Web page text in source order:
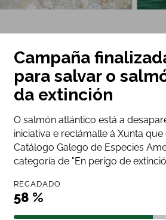
Campaña
para salvar o
da extinción
O salmón atlántico está a
iniciativa e reclámalle á Xunta que
Catálogo Galego de Especies
categoría de "En perigo de
RECADADO
58 %